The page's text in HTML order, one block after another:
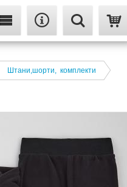
Штани,шорти, комплекти